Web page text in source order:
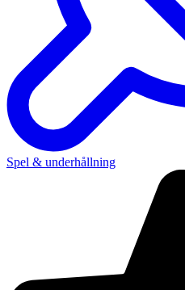
Spel & underhållning